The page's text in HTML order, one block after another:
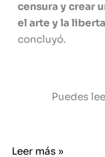
censura y crear
el arte y la
concluyó.
Puedes
Leer más »